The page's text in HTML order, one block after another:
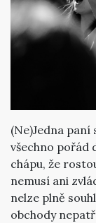
(Ne)Jedna paní
všechno pořád
chápu, že
nemusí ani
nelze plně
obchody